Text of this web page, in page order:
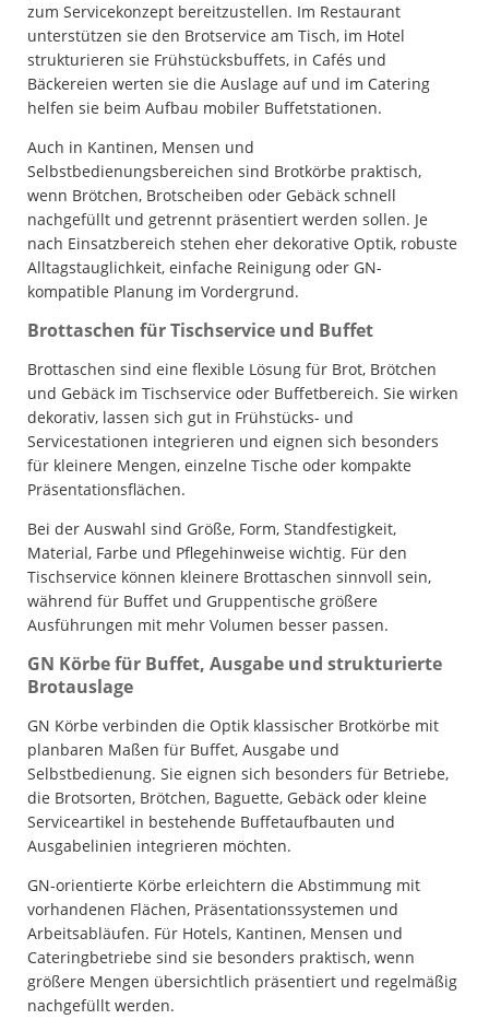
zum Servicekonzept bereitzustellen. Im Restaurant
unterstützen sie den Brotservice am Tisch, im Hotel
strukturieren sie Frühstücksbuffets, in Cafés und
Bäckereien werten sie die Auslage auf und im Catering
helfen sie beim Aufbau mobiler Buffetstationen.
Auch in Kantinen, Mensen und
Selbstbedienungsbereichen sind Brotkörbe praktisch,
wenn Brötchen, Brotscheiben oder Gebäck schnell
nachgefüllt und getrennt präsentiert werden sollen. Je
nach Einsatzbereich stehen eher dekorative Optik, robuste
Alltagstauglichkeit, einfache Reinigung oder GN-
kompatible Planung im Vordergrund.
Brottaschen für Tischservice und Buffet
Brottaschen sind eine flexible Lösung für Brot, Brötchen
und Gebäck im Tischservice oder Buffetbereich. Sie wirken
dekorativ, lassen sich gut in Frühstücks- und
Servicestationen integrieren und eignen sich besonders
für kleinere Mengen, einzelne Tische oder kompakte
Präsentationsflächen.
Bei der Auswahl sind Größe, Form, Standfestigkeit,
Material, Farbe und Pflegehinweise wichtig. Für den
Tischservice können kleinere Brottaschen sinnvoll sein,
während für Buffet und Gruppentische größere
Ausführungen mit mehr Volumen besser passen.
GN Körbe für Buffet, Ausgabe und strukturierte
Brotauslage
GN Körbe verbinden die Optik klassischer Brotkörbe mit
planbaren Maßen für Buffet, Ausgabe und
Selbstbedienung. Sie eignen sich besonders für Betriebe,
die Brotsorten, Brötchen, Baguette, Gebäck oder kleine
Serviceartikel in bestehende Buffetaufbauten und
Ausgabelinien integrieren möchten.
GN-orientierte Körbe erleichtern die Abstimmung mit
vorhandenen Flächen, Präsentationssystemen und
Arbeitsabläufen. Für Hotels, Kantinen, Mensen und
Cateringbetriebe sind sie besonders praktisch, wenn
größere Mengen übersichtlich präsentiert und regelmäßig
nachgefüllt werden.